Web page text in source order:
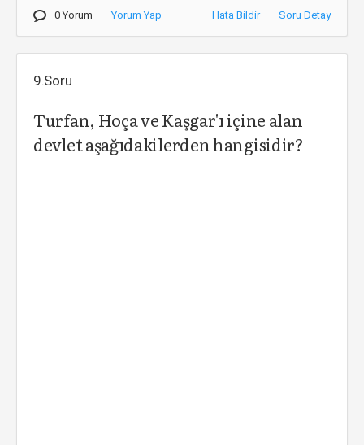
0 Yorum Yorum Yap Hata Bildir Soru Detay
9.Soru
Turfan, Hoça ve Kaşgar'ı içine alan
devlet aşağıdakilerden hangisidir?